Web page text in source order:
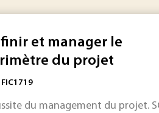
cohérent... doit être
et manager le
du projet
FIC1719
du management du projet.